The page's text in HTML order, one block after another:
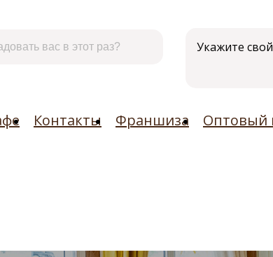
Укажите
Контакты Франшиза Оптовый